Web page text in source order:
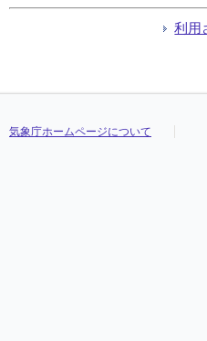
利用
気象庁ホームページについて